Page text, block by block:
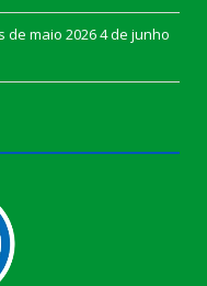
de maio 20264 de junho